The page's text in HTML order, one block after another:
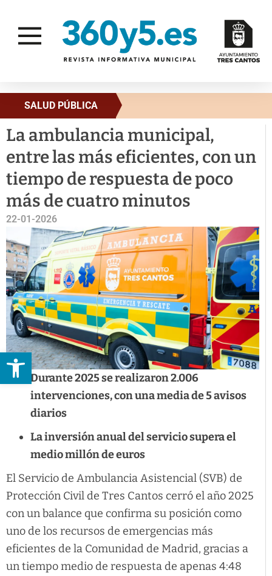
Abrir barra de herramientas
SALUD PÚBLICA
La ambulancia municipal,
entre las más eficientes, con un
tiempo de respuesta de poco
más de cuatro minutos
22-01-2026
Durante 2025 se realizaron 2.006
intervenciones, con una media de 5 avisos
diarios
La inversión anual del servicio supera el
medio millón de euros
El Servicio de Ambulancia Asistencial (SVB) de
Protección Civil de Tres Cantos cerró el año 2025
con un balance que confirma su posición como
uno de los recursos de emergencias más
eficientes de la Comunidad de Madrid, gracias a
un tiempo medio de respuesta de apenas 4:48